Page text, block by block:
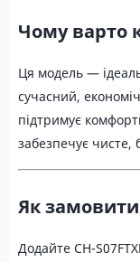
Чому варто
Ця модель —
сучасний,
підтримує
забезпечує чисте,
Як замовити
Додайте CH-